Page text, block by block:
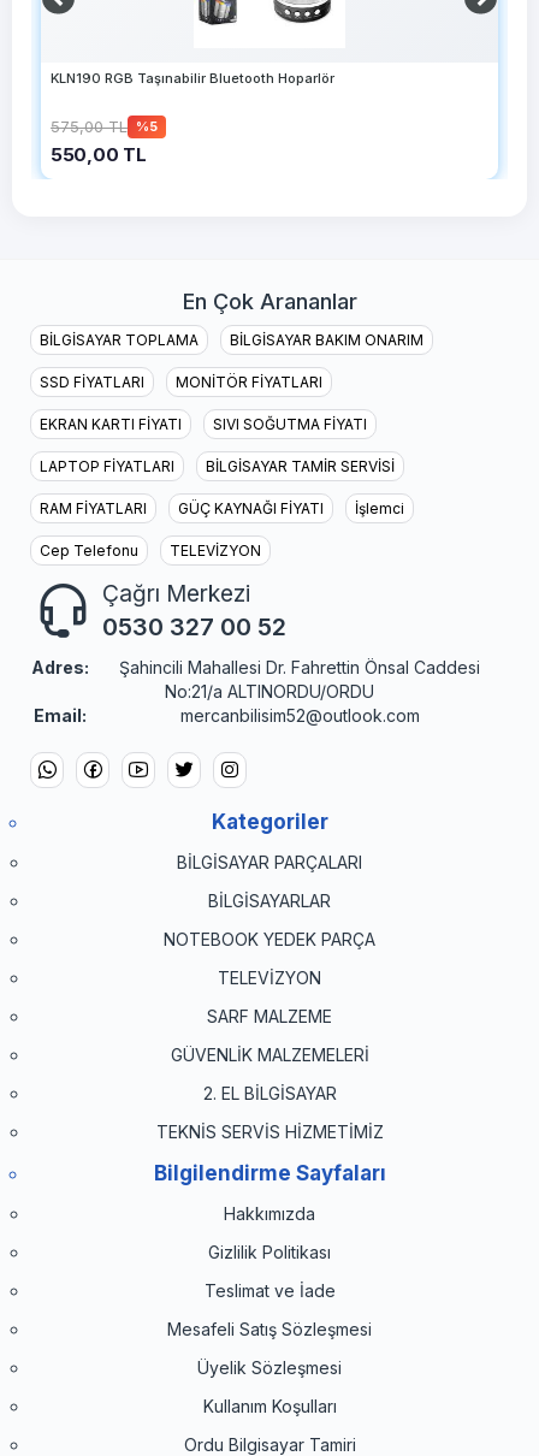
KLN190 RGB Taşınabilir Bluetooth Hoparlör
575,00 TL %5
550,00 TL
En Çok Arananlar
BİLGİSAYAR TOPLAMA BİLGİSAYAR BAKIM ONARIM
SSD FİYATLARI MONİTÖR FİYATLARI
EKRAN KARTI FİYATI SIVI SOĞUTMA FİYATI
LAPTOP FİYATLARI BİLGİSAYAR TAMİR SERVİSİ
RAM FİYATLARI GÜÇ KAYNAĞI FİYATI İşlemci
Cep Telefonu TELEVİZYON
Çağrı Merkezi
0530 327 00 52
Adres:
Şahincili Mahallesi Dr. Fahrettin Önsal Caddesi
No:21/a ALTINORDU/ORDU
Email:
mercanbilisim52@outlook.com
Kategoriler
BİLGİSAYAR PARÇALARI
BİLGİSAYARLAR
NOTEBOOK YEDEK PARÇA
TELEVİZYON
SARF MALZEME
GÜVENLİK MALZEMELERİ
2. EL BİLGİSAYAR
TEKNİS SERVİS HİZMETİMİZ
Bilgilendirme Sayfaları
Hakkımızda
Gizlilik Politikası
Teslimat ve İade
Mesafeli Satış Sözleşmesi
Üyelik Sözleşmesi
Kullanım Koşulları
Ordu Bilgisayar Tamiri